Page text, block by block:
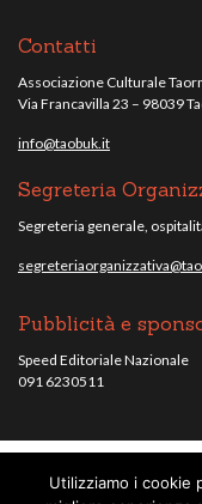
Contatti
Associazione Culturale
Via Francavilla 23 – 98039
info@taobuk.it
Segreteria
Segreteria generale,
Pubblicità e
Speed Editoriale Nazionale
091 6230511
© Taobuk, festival
Utilizziamo i cookie